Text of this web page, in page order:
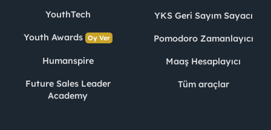
YouthTech
Youth Awards Oy Ver
Humanspire
Future Sales Leader
Academy
YKS Geri Sayım Sayacı
Pomodoro Zamanlayıcı
Maaş Hesaplayıcı
Tüm araçlar